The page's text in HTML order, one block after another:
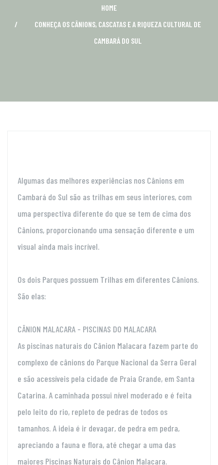
HOME
CONHEÇA OS CÂNIONS, CASCATAS E A RIQUEZA CULTURAL DE
CAMBARÁ DO SUL
Algumas das melhores experiências nos Cânions em
Cambará do Sul são as trilhas em seus interiores, com
uma perspectiva diferente do que se tem de cima dos
Cânions, proporcionando uma sensação diferente e um
visual ainda mais incrível.
Os dois Parques possuem Trilhas em diferentes Cânions.
São elas:
CÂNION MALACARA - PISCINAS DO MALACARA
As piscinas naturais do Cânion Malacara fazem parte do
complexo de cânions do Parque Nacional da Serra Geral
e são acessíveis pela cidade de Praia Grande, em Santa
Catarina. A caminhada possui nível moderado e é feita
pelo leito do rio, repleto de pedras de todos os
tamanhos. A ideia é ir devagar, de pedra em pedra,
apreciando a fauna e flora, até chegar a uma das
maiores Piscinas Naturais do Cânion Malacara.